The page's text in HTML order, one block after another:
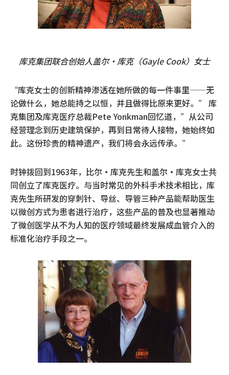
库克集团联合创始人盖尔·库克（Gayle Cook）女士
“库克女士的创新精神渗透在她所做的每一件事里——无
论做什么，她总能持之以恒，并且做得比原来更好。” 库
克集团及库克医疗总裁Pete Yonkman回忆道，”从公司
经营理念到历史建筑保护，再到日常待人接物，她始终如
此。这份珍贵的精神遗产，我们将会永远传承。”
时钟拨回到1963年，比尔·库克先生和盖尔·库克女士共
同创立了库克医疗。与当时常见的外科手术技术相比，库
克先生所研发的穿刺针、导丝、导管三种产品能帮助医生
以微创方式为患者进行治疗，这些产品的普及也显著推动
了微创医学从不为人知的医疗领域最终发展成血管介入的
标准化治疗手段之一。